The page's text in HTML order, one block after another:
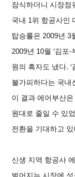
잠식하더니 시장점
국내 1위 항공사인
탑승률은 2009년 3
2009년 10월 ‘김포
원의 흑자도 냈다.
불가피하다는 국내
이 결과 에어부산
원대로 줄일 수 있
전환을 기대하고 있
신생 지역 항공사